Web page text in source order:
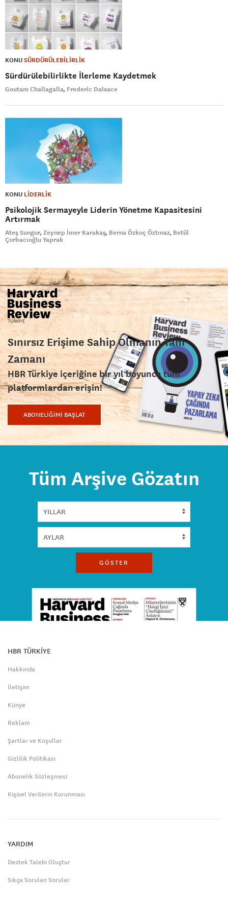
KONUSÜRDÜRÜLEBİLİRLİK
Sürdürülebilirlikte İlerleme Kaydetmek
Goutam Challagalla Frederic Dalsace
KONU LİDERLİK
Psikolojik Sermayeyle Liderin Yönetme Kapasitesini
Artırmak
Ateş Sungur Zeynep İmer Karakaş Berna Özkoç Öztınaz Betül
Çorbacıoğlu Yaprak
Sınırsız Erişime Sahip Olmanın Tam
Zamanı
HBR Türkiye içeriğine bir yıl boyunca tüm
platformlardan erişin!
ABONELİĞİMİ BAŞLAT
Tüm Arşive Gözatın
GÖSTER
HBR TÜRKİYE
Hakkında
İletişim
Künye
Reklam
Şartlar ve Koşullar
Gizlilik Politikası
Abonelik Sözleşmesi
Kişisel Verilerin Korunması
YARDIM
Destek Talebi Oluştur
Sıkça Sorulan Sorular